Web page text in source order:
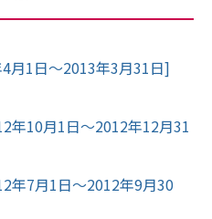
月1日～2013年3月31日]
年10月1日～2012年12月31
年7月1日～2012年9月30